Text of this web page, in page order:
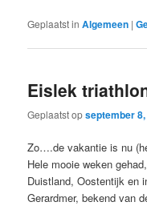
Geplaatst in Algemeen |
Eislek
Geplaatst opseptember
Zo….de vakantie is nu
Hele mooie weken
Duistland, Oostentijk en
Gerardmer, bekend van